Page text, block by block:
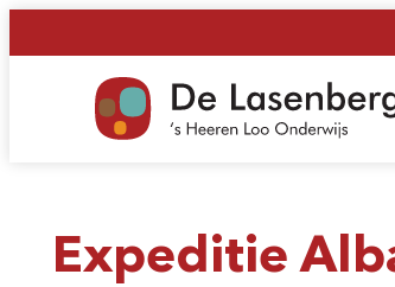
naar
Expeditie